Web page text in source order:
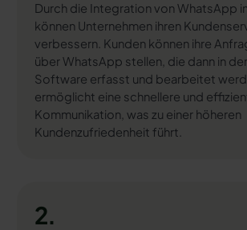
Durch die Integration von WhatsApp
können Unternehmen ihren
verbessern. Kunden können ihre
über WhatsApp stellen, die dann in
Software erfasst und bearbeitet
ermöglicht eine schnellere und
Kommunikation, was zu einer höheren
Kundenzufriedenheit führt.
2.